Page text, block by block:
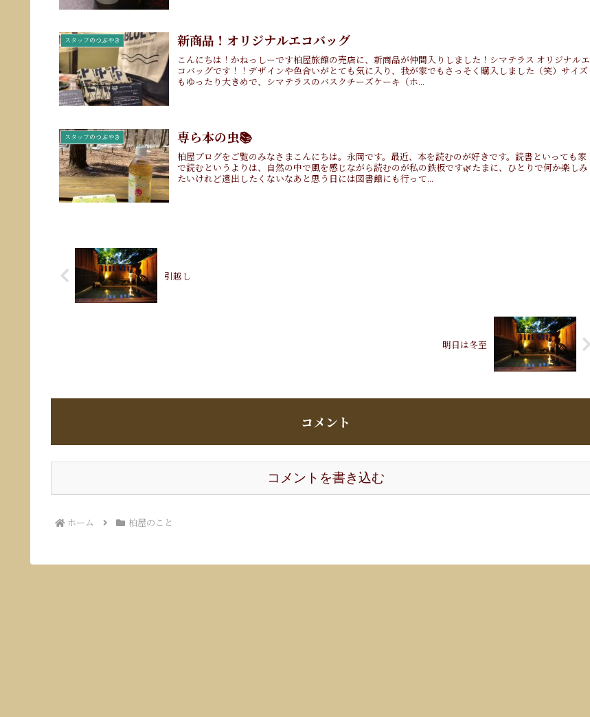
スタッフのつぶやき 新商品！オリジナルエコバッグ
こんにちは！かねっしーです柏屋旅館の売店に、新商品が仲間入りしました！シマテラス オリジナルエ
コバッグです！！デザインや色合いがとても気に入り、我が家でもさっそく購入しました（笑）サイズ
もゆったり大きめで、シマテラスのバスクチーズケーキ（ホ...
スタッフのつぶやき 専ら本の虫📚
柏屋ブログをご覧のみなさまこんにちは。永岡です。最近、本を読むのが好きです。読書といっても家
で読むというよりは、自然の中で風を感じながら読むのが私の鉄板です🌿たまに、ひとりで何か楽しみ
たいけれど遠出したくないなあと思う日には図書館にも行って...
引越し
明日は冬至
コメント
コメントを書き込む
ホーム 柏屋のこと